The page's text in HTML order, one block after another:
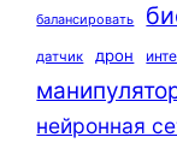
балансировать
датчик дрон
нейронная